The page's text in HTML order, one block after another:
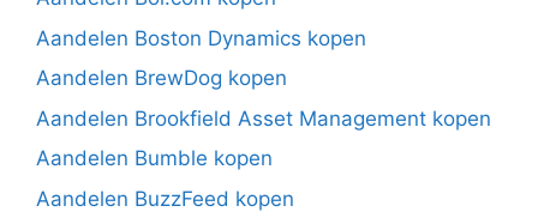
Aandelen Boston Dynamics kopen
Aandelen BrewDog kopen
Aandelen Brookfield Asset Management kopen
Aandelen Bumble kopen
Aandelen BuzzFeed kopen